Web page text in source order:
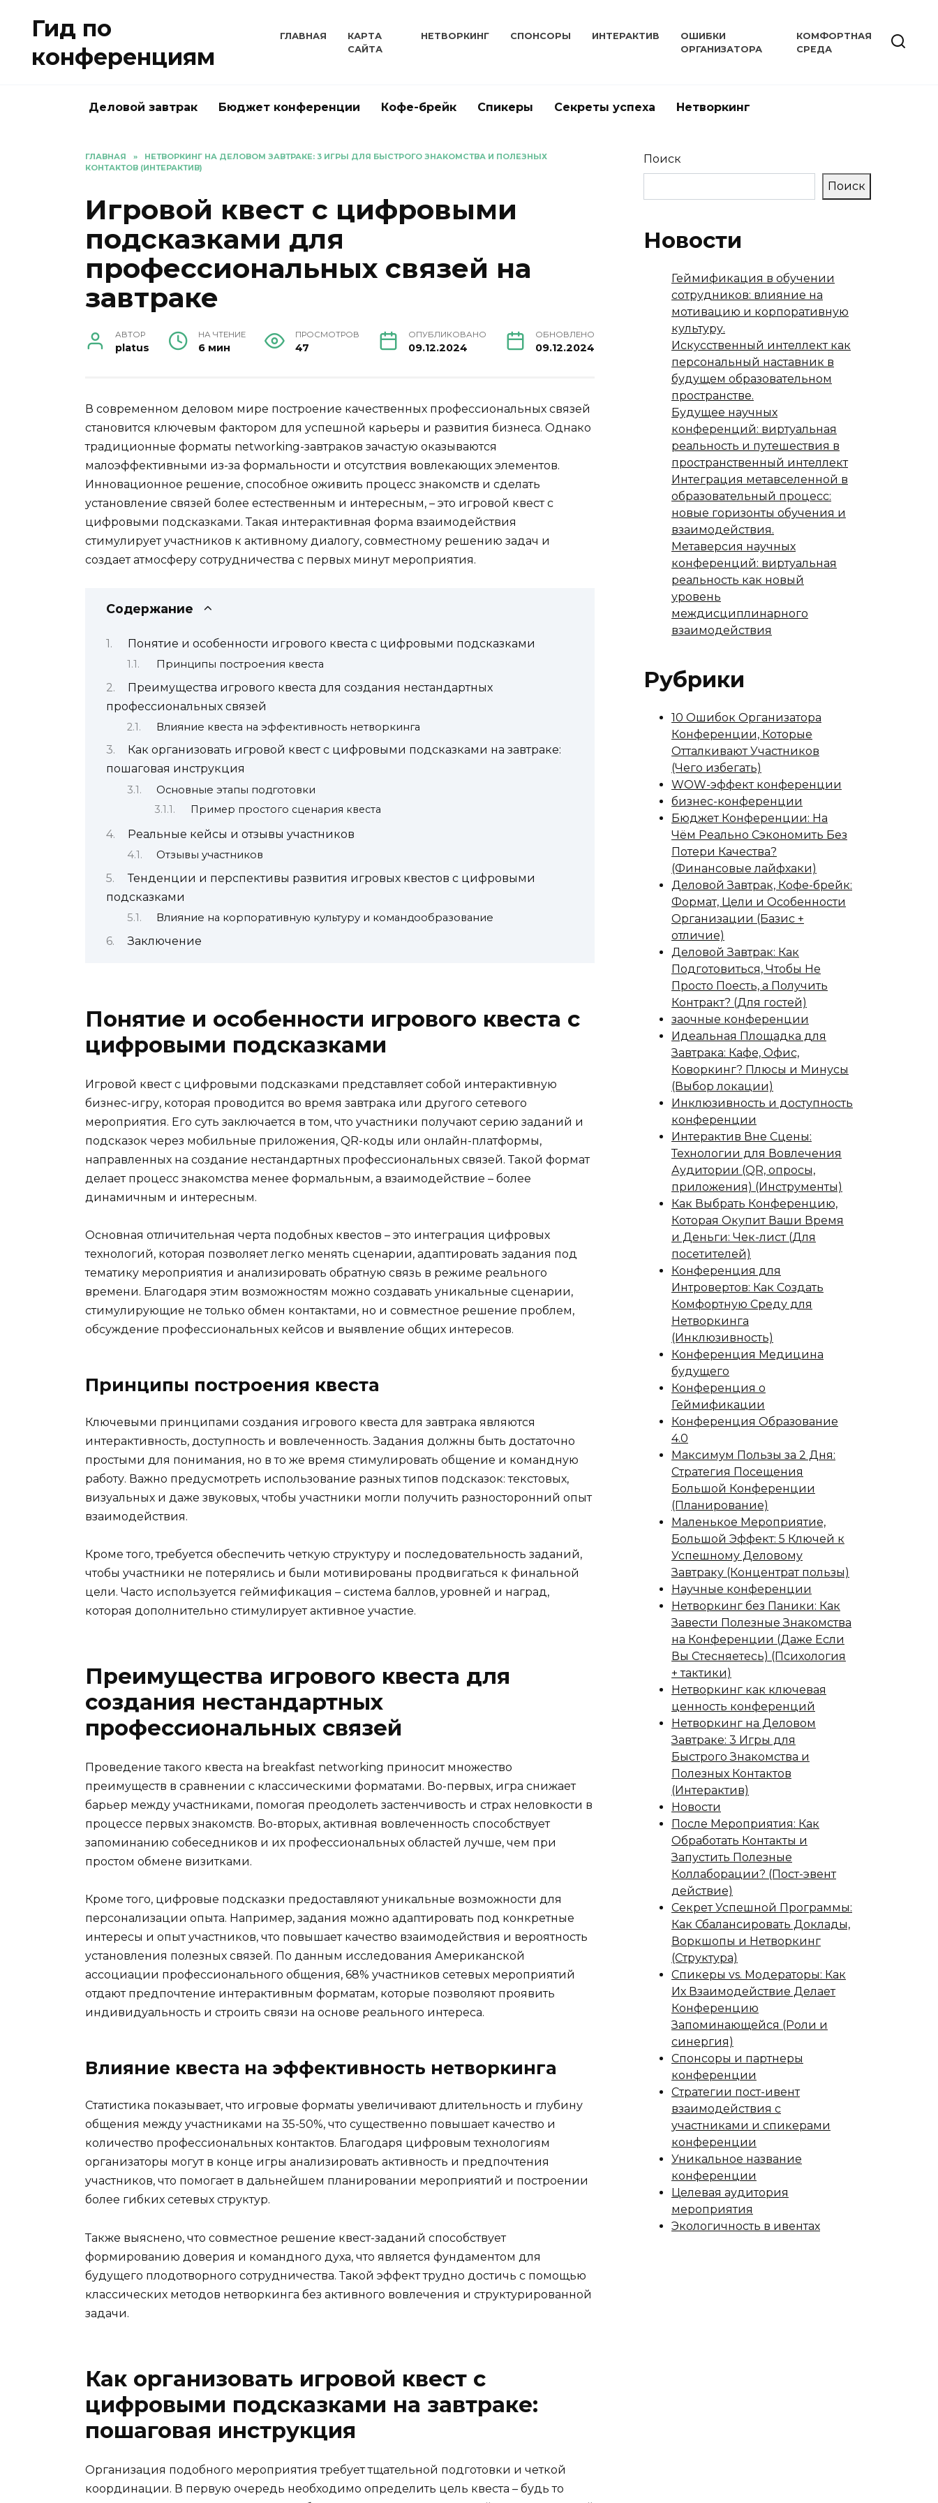
содержанию
Гид по
конференциям
ГЛАВНАЯ
КАРТА
САЙТА
НЕТВОРКИНГ СПОНСОРЫ ИНТЕРАКТИВ
ОШИБКИ
ОРГАНИЗАТОРА
КОМФОРТНАЯ
СРЕДА
Деловой завтрак Бюджет конференции Кофе-брейк Спикеры Секреты успеха Нетворкинг
ГЛАВНАЯ »
НЕТВОРКИНГ НА ДЕЛОВОМ ЗАВТРАКЕ: 3 ИГРЫ ДЛЯ БЫСТРОГО ЗНАКОМСТВА И ПОЛЕЗНЫХ
КОНТАКТОВ (ИНТЕРАКТИВ)
Игровой квест с цифровыми
подсказками для
профессиональных связей на
завтраке
АВТОР
platus
НА ЧТЕНИЕ
6 мин
ПРОСМОТРОВ
47
ОПУБЛИКОВАНО
09.12.2024
ОБНОВЛЕНО
09.12.2024
В современном деловом мире построение качественных профессиональных связей
становится ключевым фактором для успешной карьеры и развития бизнеса. Однако
традиционные форматы networking-завтраков зачастую оказываются
малоэффективными из-за формальности и отсутствия вовлекающих элементов.
Инновационное решение, способное оживить процесс знакомств и сделать
установление связей более естественным и интересным, – это игровой квест с
цифровыми подсказками. Такая интерактивная форма взаимодействия
стимулирует участников к активному диалогу, совместному решению задач и
создает атмосферу сотрудничества с первых минут мероприятия.
Содержание
Понятие и особенности игрового квеста с цифровыми подсказками
Принципы построения квеста
Преимущества игрового квеста для создания нестандартных
профессиональных связей
Влияние квеста на эффективность нетворкинга
Как организовать игровой квест с цифровыми подсказками на завтраке:
пошаговая инструкция
Основные этапы подготовки
Пример простого сценария квеста
Реальные кейсы и отзывы участников
Отзывы участников
Тенденции и перспективы развития игровых квестов с цифровыми
подсказками
Влияние на корпоративную культуру и командообразование
Заключение
Понятие и особенности игрового квеста с
цифровыми подсказками
Игровой квест с цифровыми подсказками представляет собой интерактивную
бизнес-игру, которая проводится во время завтрака или другого сетевого
мероприятия. Его суть заключается в том, что участники получают серию заданий и
подсказок через мобильные приложения, QR-коды или онлайн-платформы,
направленных на создание нестандартных профессиональных связей. Такой формат
делает процесс знакомства менее формальным, а взаимодействие – более
динамичным и интересным.
Основная отличительная черта подобных квестов – это интеграция цифровых
технологий, которая позволяет легко менять сценарии, адаптировать задания под
тематику мероприятия и анализировать обратную связь в режиме реального
времени. Благодаря этим возможностям можно создавать уникальные сценарии,
стимулирующие не только обмен контактами, но и совместное решение проблем,
обсуждение профессиональных кейсов и выявление общих интересов.
Принципы построения квеста
Ключевыми принципами создания игрового квеста для завтрака являются
интерактивность, доступность и вовлеченность. Задания должны быть достаточно
простыми для понимания, но в то же время стимулировать общение и командную
работу. Важно предусмотреть использование разных типов подсказок: текстовых,
визуальных и даже звуковых, чтобы участники могли получить разносторонний опыт
взаимодействия.
Кроме того, требуется обеспечить четкую структуру и последовательность заданий,
чтобы участники не потерялись и были мотивированы продвигаться к финальной
цели. Часто используется геймификация – система баллов, уровней и наград,
которая дополнительно стимулирует активное участие.
Преимущества игрового квеста для
создания нестандартных
профессиональных связей
Проведение такого квеста на breakfast networking приносит множество
преимуществ в сравнении с классическими форматами. Во-первых, игра снижает
барьер между участниками, помогая преодолеть застенчивость и страх неловкости в
процессе первых знакомств. Во-вторых, активная вовлеченность способствует
запоминанию собеседников и их профессиональных областей лучше, чем при
простом обмене визитками.
Кроме того, цифровые подсказки предоставляют уникальные возможности для
персонализации опыта. Например, задания можно адаптировать под конкретные
интересы и опыт участников, что повышает качество взаимодействия и вероятность
установления полезных связей. По данным исследования Американской
ассоциации профессионального общения, 68% участников сетевых мероприятий
отдают предпочтение интерактивным форматам, которые позволяют проявить
индивидуальность и строить связи на основе реального интереса.
Влияние квеста на эффективность нетворкинга
Статистика показывает, что игровые форматы увеличивают длительность и глубину
общения между участниками на 35-50%, что существенно повышает качество и
количество профессиональных контактов. Благодаря цифровым технологиям
организаторы могут в конце игры анализировать активность и предпочтения
участников, что помогает в дальнейшем планировании мероприятий и построении
более гибких сетевых структур.
Также выяснено, что совместное решение квест-заданий способствует
формированию доверия и командного духа, что является фундаментом для
будущего плодотворного сотрудничества. Такой эффект трудно достичь с помощью
классических методов нетворкинга без активного вовлечения и структурированной
задачи.
Как организовать игровой квест с
цифровыми подсказками на завтраке:
пошаговая инструкция
Организация подобного мероприятия требует тщательной подготовки и четкой
координации. В первую очередь необходимо определить цель квеста – будь то
Поиск
Поиск
Новости
Геймификация в обучении
сотрудников: влияние на
мотивацию и корпоративную
культуру.
Искусственный интеллект как
персональный наставник в
будущем образовательном
пространстве.
Будущее научных
конференций: виртуальная
реальность и путешествия в
пространственный интеллект
Интеграция метавселенной в
образовательный процесс:
новые горизонты обучения и
взаимодействия.
Метаверсия научных
конференций: виртуальная
реальность как новый
уровень
междисциплинарного
взаимодействия
Рубрики
10 Ошибок Организатора
Конференции, Которые
Отталкивают Участников
(Чего избегать)
WOW-эффект конференции
бизнес-конференции
Бюджет Конференции: На
Чём Реально Сэкономить Без
Потери Качества?
(Финансовые лайфхаки)
Деловой Завтрак, Кофе-брейк:
Формат, Цели и Особенности
Организации (Базис +
отличие)
Деловой Завтрак: Как
Подготовиться, Чтобы Не
Просто Поесть, а Получить
Контракт? (Для гостей)
заочные конференции
Идеальная Площадка для
Завтрака: Кафе, Офис,
Коворкинг? Плюсы и Минусы
(Выбор локации)
Инклюзивность и доступность
конференции
Интерактив Вне Сцены:
Технологии для Вовлечения
Аудитории (QR, опросы,
приложения) (Инструменты)
Как Выбрать Конференцию,
Которая Окупит Ваши Время
и Деньги: Чек-лист (Для
посетителей)
Конференция для
Интровертов: Как Создать
Комфортную Среду для
Нетворкинга
(Инклюзивность)
Конференция Медицина
будущего
Конференция о
Геймификации
Конференция Образование
4.0
Максимум Пользы за 2 Дня:
Стратегия Посещения
Большой Конференции
(Планирование)
Маленькое Мероприятие,
Большой Эффект: 5 Ключей к
Успешному Деловому
Завтраку (Концентрат пользы)
Научные конференции
Нетворкинг без Паники: Как
Завести Полезные Знакомства
на Конференции (Даже Если
Вы Стесняетесь) (Психология
+ тактики)
Нетворкинг как ключевая
ценность конференций
Нетворкинг на Деловом
Завтраке: 3 Игры для
Быстрого Знакомства и
Полезных Контактов
(Интерактив)
Новости
После Мероприятия: Как
Обработать Контакты и
Запустить Полезные
Коллаборации? (Пост-эвент
действие)
Секрет Успешной Программы:
Как Сбалансировать Доклады,
Воркшопы и Нетворкинг
(Структура)
Спикеры vs. Модераторы: Как
Их Взаимодействие Делает
Конференцию
Запоминающейся (Роли и
синергия)
Спонсоры и партнеры
конференции
Стратегии пост-ивент
взаимодействия с
участниками и спикерами
конференции
Уникальное название
конференции
Целевая аудитория
мероприятия
Экологичность в ивентах